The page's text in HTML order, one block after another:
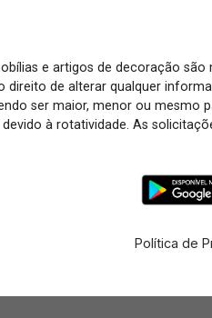
e artigos de decoração
direito de alterar qualquer
ser maior, menor ou mesmo
à rotatividade. As
Política de